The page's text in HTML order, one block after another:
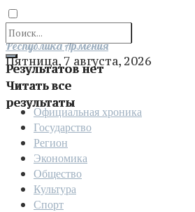
Результатов нет
Читать все
результаты
Отправить
Республика Армения
Пятница, 7 августа, 2026
Официальная хроника
Государство
Регион
Экономика
Общество
Культура
Спорт